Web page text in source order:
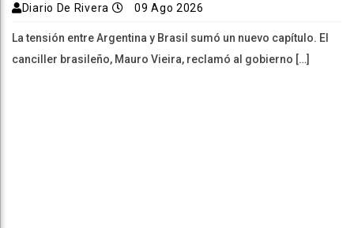
Diario De Rivera 09 Ago 2026
La tensión entre Argentina y Brasil sumó un nuevo capítulo. El
canciller brasileño, Mauro Vieira, reclamó al gobierno […]